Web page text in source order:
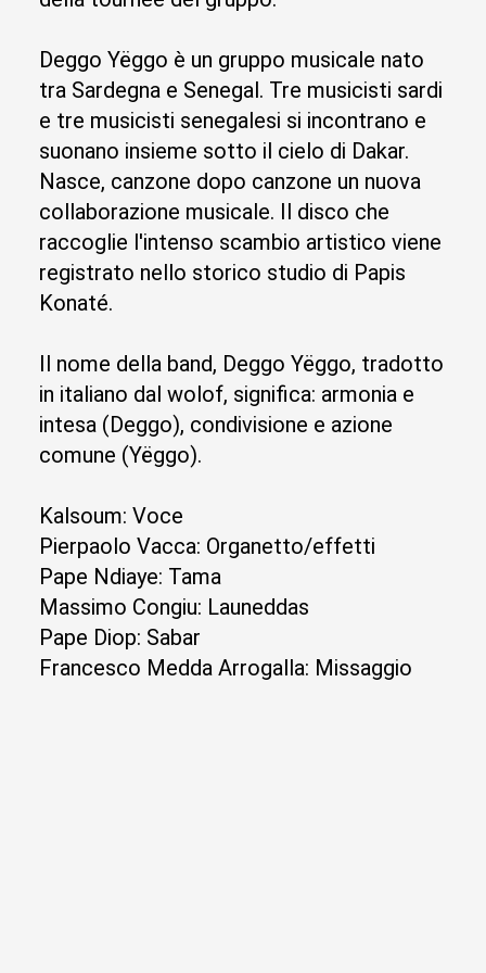
Deggo Yëggo è un gruppo musicale nato
tra Sardegna e Senegal. Tre musicisti sardi
e tre musicisti senegalesi si incontrano e
suonano insieme sotto il cielo di Dakar.
Nasce, canzone dopo canzone un nuova
collaborazione musicale. Il disco che
raccoglie l'intenso scambio artistico viene
registrato nello storico studio di Papis
Konaté.
Il nome della band, Deggo Yëggo, tradotto
in italiano dal wolof, significa: armonia e
intesa (Deggo), condivisione e azione
comune (Yëggo).
Kalsoum: Voce
Pierpaolo Vacca: Organetto/effetti
Pape Ndiaye: Tama
Massimo Congiu: Launeddas
Pape Diop: Sabar
Francesco Medda Arrogalla: Missaggio